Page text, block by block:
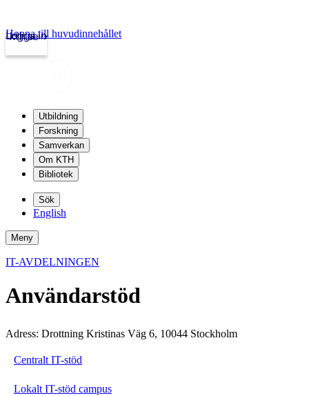
kth.se
Logga in
Hoppa till huvudinnehållet
Utbildning
Forskning
Samverkan
Om KTH
Bibliotek
Sök
English
Meny
IT-AVDELNINGEN
Användarstöd
Adress: Drottning Kristinas Väg 6, 10044 Stockholm
Centralt IT-stöd
Lokalt IT-stöd campus